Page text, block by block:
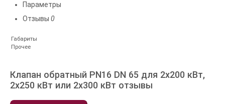
Параметры
Отзывы 0
Габариты
Прочее
Клапан обратный PN16 DN 65 для 2x200 кВт,
2x250 кВт или 2x300 кВт отзывы